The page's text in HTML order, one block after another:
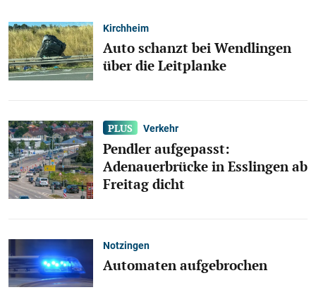
Kirchheim
Auto schanzt bei Wendlingen
über die Leitplanke
Verkehr
Pendler aufgepasst:
Adenauerbrücke in Esslingen ab
Freitag dicht
Notzingen
Automaten aufgebrochen